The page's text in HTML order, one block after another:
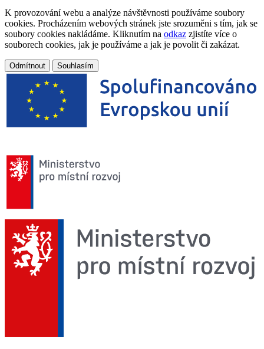
K provozování webu a analýze návštěvnosti používáme soubory
cookies. Procházením webových stránek jste srozuměni s tím, jak se
soubory cookies nakládáme. Kliknutím na odkaz zjistíte více o
souborech cookies, jak je používáme a jak je povolit či zakázat.
Odmítnout Souhlasím